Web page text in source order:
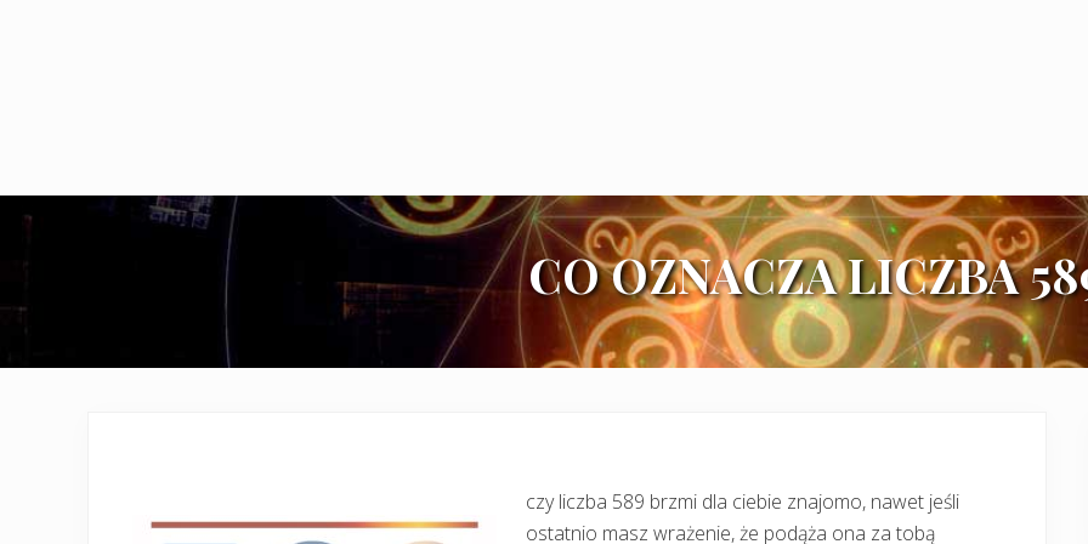
CO OZNACZA LICZBA
czy liczba 589 brzmi dla ciebie znajomo, nawet jeśli
ostatnio masz wrażenie, że podąża ona za tobą